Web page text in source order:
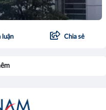
luận Chia sẻ